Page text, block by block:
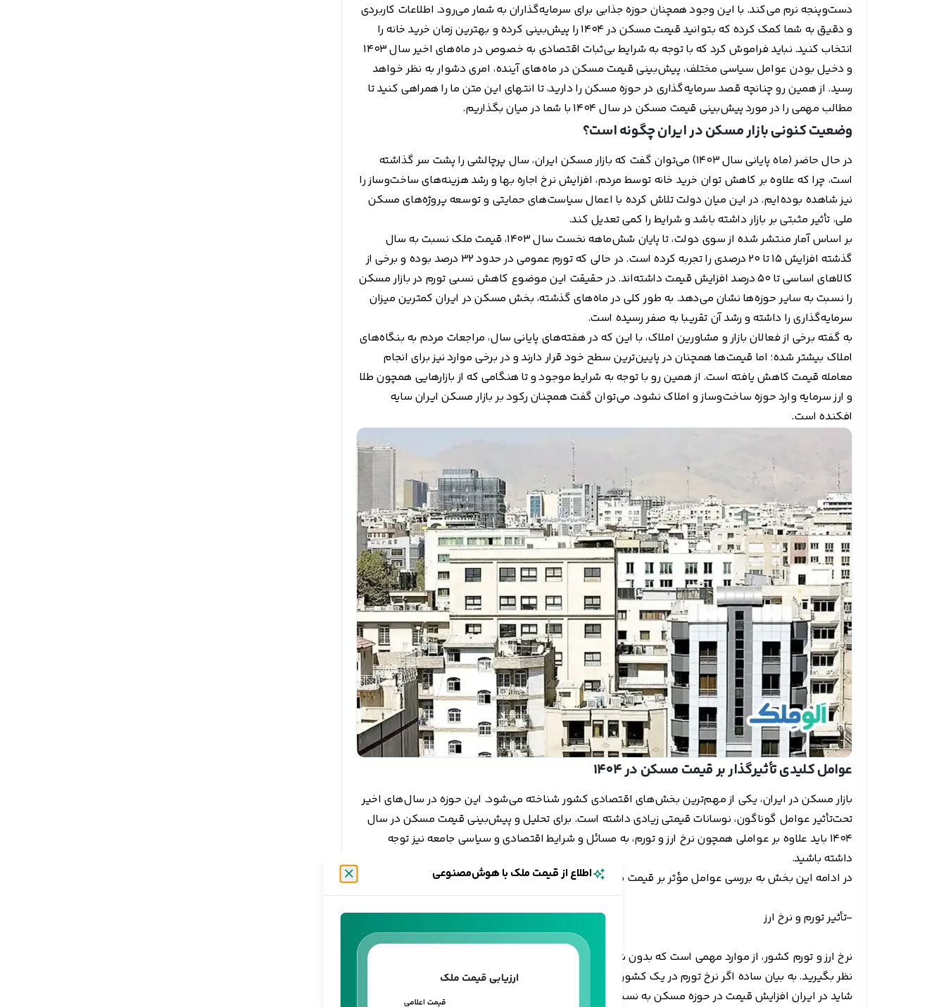
دست‌وپنجه نرم می‌کند. با این وجود همچنان حوزه جذابی برای سرمایه‌گذاران به شمار می‌رود. اطلاعات کاربردی
و دقیق به شما کمک کرده که بتوانید قیمت مسکن در 1404 را پیش‌بینی کرده و بهترین زمان خرید خانه را
انتخاب کنید. نباید فراموش کرد که با توجه به شرایط بی‌ثبات اقتصادی به خصوص در ماه‌های اخیر سال 1403
و دخیل بودن عوامل سیاسی مختلف، پیش‌بینی قیمت مسکن در ماه‌های آینده، امری دشوار به نظر خواهد
رسید. از همین رو چنانچه قصد سرمایه‌گذاری در حوزه مسکن را دارید، تا انتهای این متن ما را همراهی کنید تا
مطالب مهمی را در مورد پیش‌بینی قیمت مسکن در سال 1404 با شما در میان بگذاریم.
وضعیت کنونی بازار مسکن در ایران چگونه است؟
در حال حاضر (ماه پایانی سال 1403) می‌توان گفت که بازار مسکن ایران، سال پرچالشی را پشت سر گذاشته
است، چرا که علاوه بر کاهش توان خرید خانه توسط مردم، افزایش نرخ اجاره بها و رشد هزینه‌های ساخت‌وساز را
نیز شاهده بوده‌ایم. در این میان دولت تلاش کرده با اعمال سیاست‌های حمایتی و توسعه پروژه‌های مسکن
ملی، تأثیر مثبتی بر بازار داشته باشد و شرایط را کمی تعدیل کند.
بر اساس آمار منتشر شده از سوی دولت، تا پایان شش‌ماهه نخست سال 1403، قیمت ملک نسبت به سال
گذشته افزایش ۱۵ تا ۲۰ درصدی را تجربه کرده است. در حالی که تورم عمومی در حدود 32 درصد بوده و برخی از
کالا‌های اساسی تا 50 درصد افزایش قیمت داشته‌اند. در حقیقت این موضوع کاهش نسبی تورم در بازار مسکن
را نسبت به سایر حوزه‌ها نشان می‌دهد. به طور کلی در ماه‌های گذشته، بخش مسکن در ایران کمترین میزان
سرمایه‌گذاری را داشته و رشد آن تقریبا به صفر رسیده است.
به گفته برخی از فعالان بازار و مشاورین املاک، با این که در هفته‌های پایانی سال، مراجعات مردم به بنگاه‌های
املاک بیشتر شده؛ اما قیمت‌ها همچنان در پایین‌ترین سطح خود قرار دارند و در برخی موارد نیز برای انجام
معامله قیمت کاهش یافته است. از همین رو با توجه به شرایط موجود و تا هنگامی که از بازار‌هایی همچون طلا
و ارز سرمایه وارد حوزه ساخت‌وساز و املاک نشود، می‌توان گفت همچنان رکود بر بازار مسکن ایران سایه
افکنده است.
عوامل کلیدی تأثیرگذار بر قیمت مسکن در ۱۴۰۴
بازار مسکن در ایران، یکی از مهم‌ترین بخش‌های اقتصادی کشور شناخته می‌شود. این حوزه در سال‌های اخیر
تحت‌تأثیر عوامل گوناگون، نوسانات قیمتی زیادی داشته است. برای تحلیل و پیش‌بینی قیمت مسکن در سال
1404 باید علاوه بر عواملی همچون نرخ ارز و تورم، به مسائل و شرایط اقتصادی و سیاسی جامعه نیز توجه
داشته باشید.
در ادامه این بخش به بررسی عوامل مؤثر بر قیمت ملک در سال آینده می‌پردازیم.
-تأثیر تورم و نرخ ارز
نرخ ارز و تورم کشور، از موارد مهمی است که بدون شک باید تأثیر آن را برای پیش‌بینی قیمت مسکن در 1404 در
نظر بگیرید. به بیان ساده اگر نرخ تورم در یک کشور افزایش پیدا کند، قیمت مسکن نیز بیشتر خواهد شد.
شاید در ایران افزایش قیمت در حوزه مسکن به نسبت تورم موجود، تا به حال یکسان نبوده؛ اما این موضوع
اطلاع از قیمت ملک با هوش‌مصنوعی